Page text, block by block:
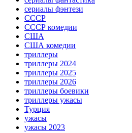
сериалы фэнтези
СССР
СССР комедии
США
США комедии
триллеры
триллеры 2024
триллеры 2025
триллеры 2026
триллеры боевики
триллеры ужасы
Турция
ужасы
ужасы 2023